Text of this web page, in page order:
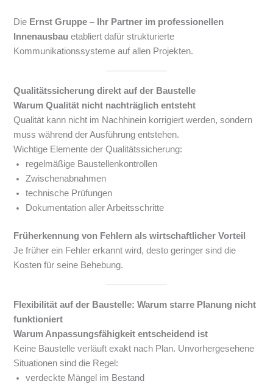
Die Ernst Gruppe – Ihr Partner im professionellen
Innenausbau etabliert dafür strukturierte
Kommunikationssysteme auf allen Projekten.
Qualitätssicherung direkt auf der Baustelle
Warum Qualität nicht nachträglich entsteht
Qualität kann nicht im Nachhinein korrigiert werden, sondern
muss während der Ausführung entstehen.
Wichtige Elemente der Qualitätssicherung:
regelmäßige Baustellenkontrollen
Zwischenabnahmen
technische Prüfungen
Dokumentation aller Arbeitsschritte
Früherkennung von Fehlern als wirtschaftlicher Vorteil
Je früher ein Fehler erkannt wird, desto geringer sind die
Kosten für seine Behebung.
Flexibilität auf der Baustelle: Warum starre Planung nicht
funktioniert
Warum Anpassungsfähigkeit entscheidend ist
Keine Baustelle verläuft exakt nach Plan. Unvorhergesehene
Situationen sind die Regel:
verdeckte Mängel im Bestand